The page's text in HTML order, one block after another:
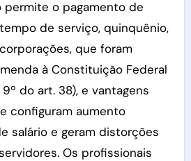
permite o pagamento de
de serviço, quinquênio,
que foram
à Constituição Federal
do art. 38), e vantagens
configuram aumento
salário e geram distorções
Os profissionais